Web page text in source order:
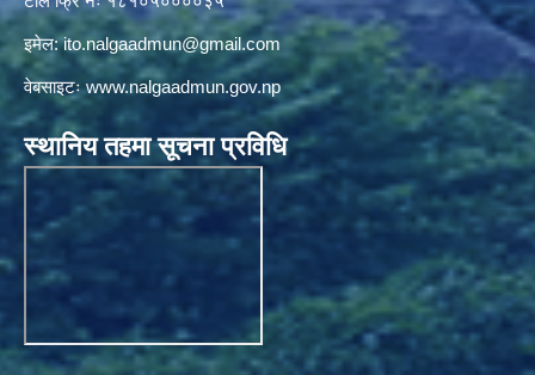
इमेल:ito.nalgaadmun@gmail.com
वेबसाइटःwww.nalgaadmun.gov.np
स्थानिय तहमा सूचना प्रविधि